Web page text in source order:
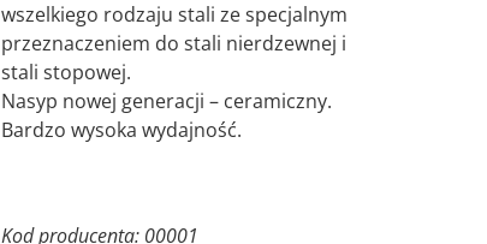
wszelkiego rodzaju stali ze specjalnym
przeznaczeniem do stali nierdzewnej i
stali stopowej.
Nasyp nowej generacji – ceramiczny.
Bardzo wysoka wydajność.
Kod producenta: 00001